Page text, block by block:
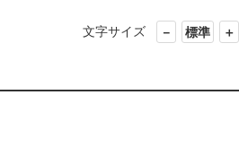
文字サイズ － 標準 ＋